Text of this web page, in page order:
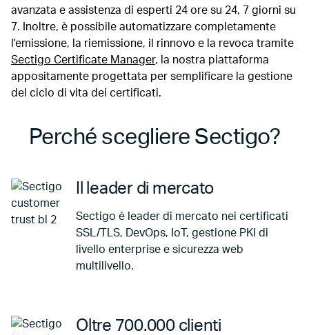
avanzata e assistenza di esperti 24 ore su 24, 7 giorni su
7. Inoltre, è possibile automatizzare completamente
l'emissione, la riemissione, il rinnovo e la revoca tramite
Sectigo Certificate Manager, la nostra piattaforma
appositamente progettata per semplificare la gestione
del ciclo di vita dei certificati.
Perché scegliere Sectigo?
Il leader di mercato
Sectigo è leader di mercato nei certificati
SSL/TLS, DevOps, IoT, gestione PKI di
livello enterprise e sicurezza web
multilivello.
Oltre 700.000 clienti